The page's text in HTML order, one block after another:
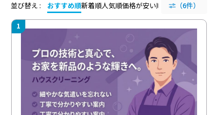
並び替え :
おすすめ順新着順人気順価格が安い順 評価が高い順
（6件）
1